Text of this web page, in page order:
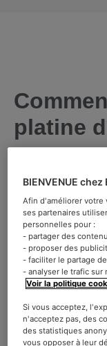
platine
platine vinyle ?
procurer le
vous ! Que vous
gamme ou
comprendre :
Il y a deux sortes
modèles :
La platine
BIENVENUE chez
Afin d'améliorer votre
ses partenaires
personnelles pour :
- partager des
- proposer des
- faciliter le partage
- analyser le trafic sur
Voir la politique
Si vous acceptez,
n'acceptez pas, des
des statistiques
vous opposer à leur